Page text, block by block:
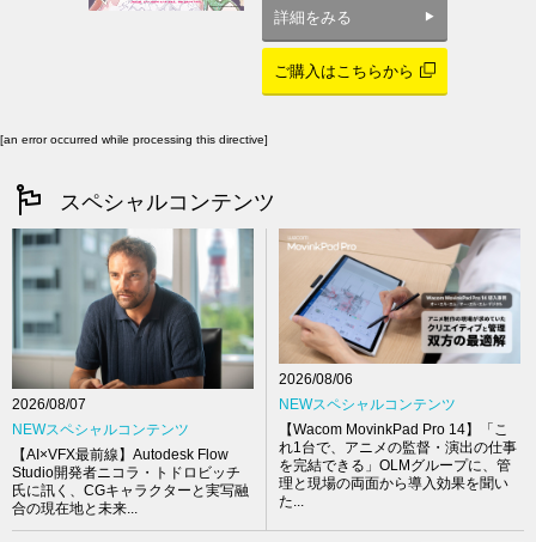
詳細をみる
ご購入はこちらから
[an error occurred while processing this directive]
スペシャルコンテンツ
2026/08/07
NEWスペシャルコンテンツ
【AI×VFX最前線】Autodesk Flow
Studio開発者ニコラ・トドロビッチ
氏に訊く、CGキャラクターと実写融
合の現在地と未来...
2026/08/06
NEWスペシャルコンテンツ
【Wacom MovinkPad Pro 14】「こ
れ1台で、アニメの監督・演出の仕事
を完結できる」OLMグループに、管
理と現場の両面から導入効果を聞い
た...